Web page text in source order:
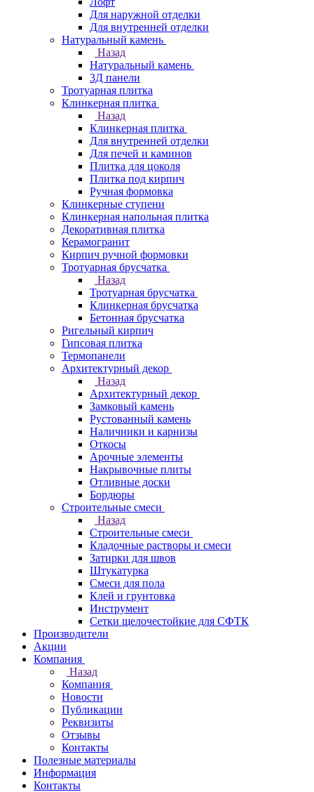
Для наружной отделки
Для внутренней отделки
Натуральный камень
Назад
Натуральный камень
3Д панели
Тротуарная плитка
Клинкерная плитка
Назад
Клинкерная плитка
Для внутренней отделки
Для печей и каминов
Плитка для цоколя
Плитка под кирпич
Ручная формовка
Клинкерные ступени
Клинкерная напольная плитка
Декоративная плитка
Керамогранит
Кирпич ручной формовки
Тротуарная брусчатка
Назад
Тротуарная брусчатка
Клинкерная брусчатка
Бетонная брусчатка
Ригельный кирпич
Гипсовая плитка
Термопанели
Архитектурный декор
Назад
Архитектурный декор
Замковый камень
Рустованный камень
Наличники и карнизы
Откосы
Арочные элементы
Накрывочные плиты
Отливные доски
Бордюры
Строительные смеси
Назад
Строительные смеси
Кладочные растворы и смеси
Затирки для швов
Штукатурка
Смеси для пола
Клей и грунтовка
Инструмент
Сетки щелочестойкие для СФТК
Производители
Акции
Компания
Назад
Компания
Новости
Публикации
Реквизиты
Отзывы
Контакты
Полезные материалы
Информация
Контакты